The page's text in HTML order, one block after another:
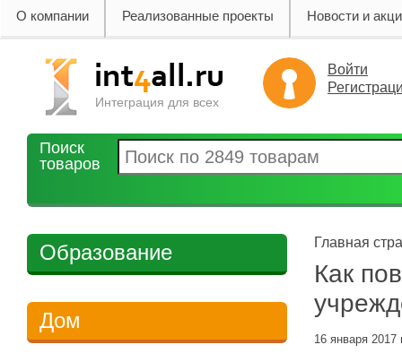
О компании Реализованные проекты Новости и
Интеграция для всех
Войти
Поиск
товаров
Образование
Дом
Главная
Как
16 января 2017